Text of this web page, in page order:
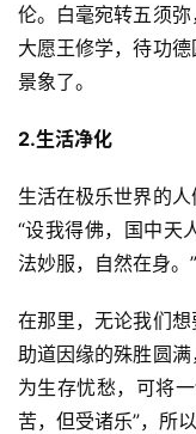
伦。白毫宛转五须
大愿王修学，待功
景象了。
2.生活净化
生活在极乐世界的人
“设我得佛，国中天
法妙服，自然在身。”
在那里，无论我们
助道因缘的殊胜圆
为生存忧愁，可将
苦，但受诸乐”，所